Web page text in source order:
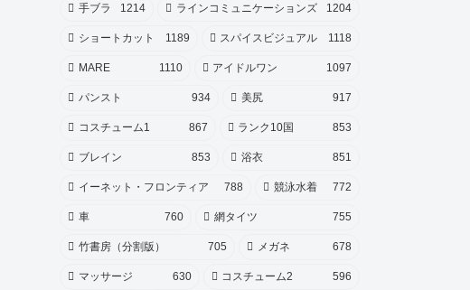
手ブラ 1214 ラインコミュニケーションズ 1204
ショートカット 1189 スパイスビジュアル 1118
MARE 1110 アイドルワン 1097
パンスト 934 美尻 917
コスチューム1 867 ランク10国 853
ブレイン 853 浴衣 851
イーネット・フロンティア 788 競泳水着 772
車 760 網タイツ 755
竹書房（分割版） 705 メガネ 678
マッサージ 630 コスチューム2 596